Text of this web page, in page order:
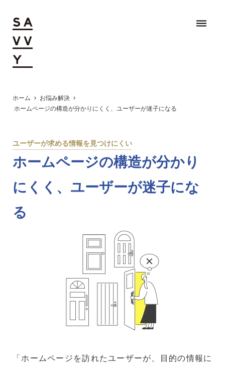
ホーム chevron_right お悩み解決 chevron_right
ホームページの構造が分かりにくく、ユーザーが迷子になる
ユーザーが求める情報を見つけにくい
ホームページの構造が分かり
にくく、ユーザーが迷子にな
る
「ホームページを訪れたユーザーが、目的の情報に
dehaze